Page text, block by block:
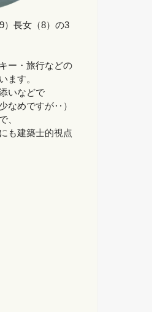
）長女（8）の3
ー・旅行などの
ます。
いなどで
なめですが‥）
、
も建築士的視点